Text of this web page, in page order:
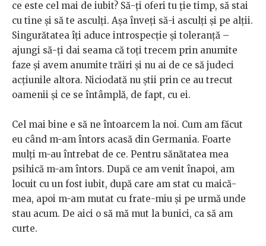
ce este cel mai de iubit? Să-ți oferi tu ție timp, să stai
cu tine și să te asculți. Așa înveți să-i asculți și pe alții.
Singurătatea îți aduce introspecție și toleranță –
ajungi să-ți dai seama că toți trecem prin anumite
faze și avem anumite trăiri și nu ai de ce să judeci
acțiunile altora. Niciodată nu știi prin ce au trecut
oamenii și ce se întâmplă, de fapt, cu ei.
Cel mai bine e să ne întoarcem la noi. Cum am făcut
eu când m-am întors acasă din Germania. Foarte
mulți m-au întrebat de ce. Pentru sănătatea mea
psihică m-am întors. După ce am venit înapoi, am
locuit cu un fost iubit, după care am stat cu maică-
mea, apoi m-am mutat cu frate-miu și pe urmă unde
stau acum. De aici o să mă mut la bunici, ca să am
curte.